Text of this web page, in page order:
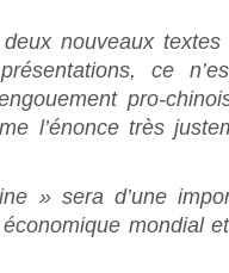
nouveaux
ce
pro-
l’énonce très
» sera d’une
mondial